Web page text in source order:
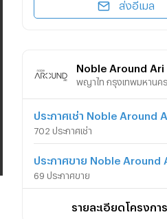
ส่งอีเมล
Noble Around Ari
พญาไท กรุงเทพมหานคร
ประกาศเช่า Noble Around
702 ประกาศเช่า
ประกาศขาย Noble Around
69 ประกาศขาย
รายละเอียดโครงการ